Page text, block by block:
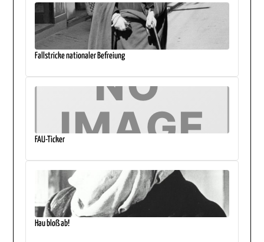
Fallstricke nationaler Befreiung
FAU-Ticker
Hau bloß ab!